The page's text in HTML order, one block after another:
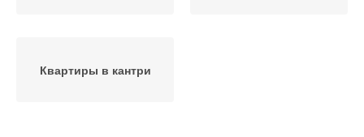
Квартиры в кантри